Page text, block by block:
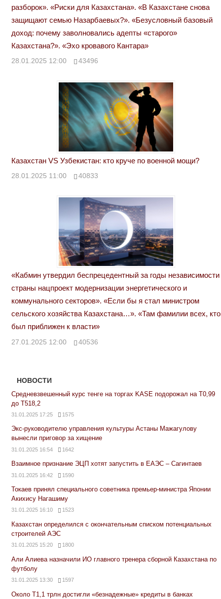
разборок». «Риски для Казахстана». «В Казахстане снова
защищают семью Назарбаевых?». «Безусловный базовый
доход: почему заволновались адепты «старого»
Казахстана?». «Эхо кровавого Кантара»
28.01.2025 12:00 43496
Казахстан VS Узбекистан: кто круче по военной мощи?
28.01.2025 11:00 40833
«Кабмин утвердил беспрецедентный за годы независимости
страны нацпроект модернизации энергетического и
коммунального секторов». «Если бы я стал министром
сельского хозяйства Казахстана…». «Там фамилии всех, кто
был приближен к власти»
27.01.2025 12:00 40536
НОВОСТИ
Средневзвешенный курс тенге на торгах KASE подорожал на Т0,99
до Т518,2
31.01.2025 17:25 1575
Экс-руководителю управления культуры Астаны Мажагулову
вынесли приговор за хищение
31.01.2025 16:54 1642
Взаимное признание ЭЦП хотят запустить в ЕАЭС – Сагинтаев
31.01.2025 16:42 1590
Токаев принял специального советника премьер-министра Японии
Акихису Нагашиму
31.01.2025 16:10 1523
Казахстан определился с окончательным списком потенциальных
строителей АЭС
31.01.2025 15:20 1800
Али Алиева назначили ИО главного тренера сборной Казахстана по
футболу
31.01.2025 13:30 1597
Около Т1,1 трлн достигли «безнадежные» кредиты в банках